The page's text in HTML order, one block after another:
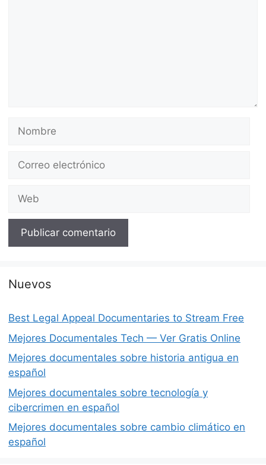
Nombre
Correo
Web
Nuevos
Best Legal Appeal Documentaries to Stream Free
Mejores Documentales Tech — Ver Gratis Online
Mejores documentales sobre historia antigua en
español
Mejores documentales sobre tecnología y
cibercrimen en español
Mejores documentales sobre cambio climático en
español